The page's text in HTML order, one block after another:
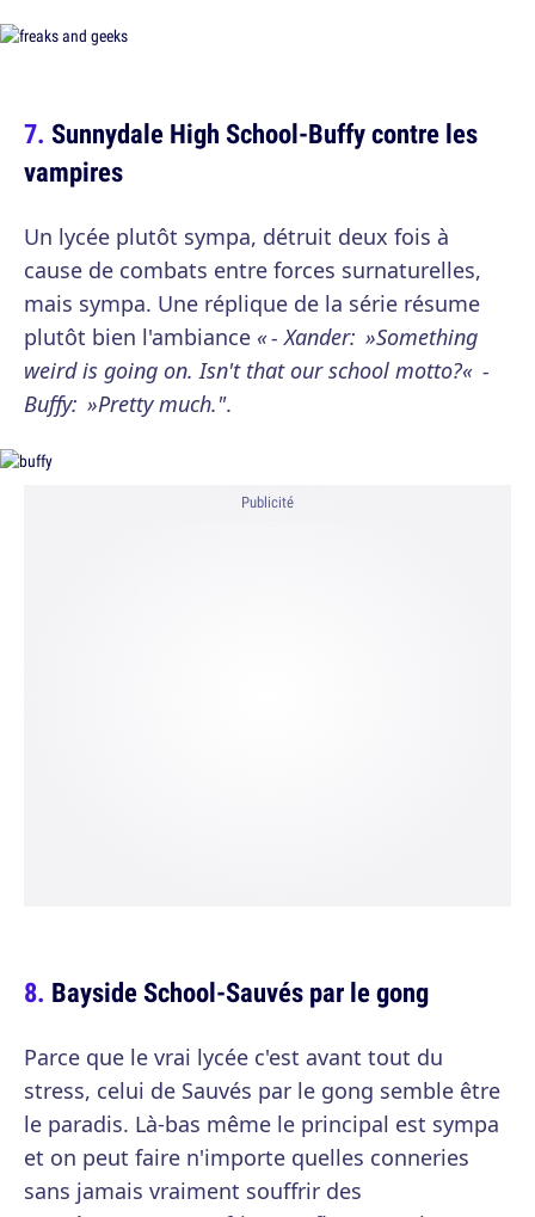
Sunnydale High School-Buffy contre les
vampires
Un lycée plutôt sympa, détruit deux fois à
cause de combats entre forces surnaturelles,
mais sympa. Une réplique de la série résume
plutôt bien l'ambiance « - Xander: »Something
weird is going on. Isn't that our school motto?« -
Buffy: »Pretty much.".
Publicité
Bayside School-Sauvés par le gong
Parce que le vrai lycée c'est avant tout du
stress, celui de Sauvés par le gong semble être
le paradis. Là-bas même le principal est sympa
et on peut faire n'importe quelles conneries
sans jamais vraiment souffrir des